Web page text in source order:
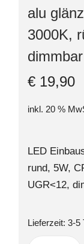
alu
3000K,
dimmbar
€ 19,90
inkl. 20 %
LED
rund, 5W,
UGR<12,
Lieferzeit: 3-5